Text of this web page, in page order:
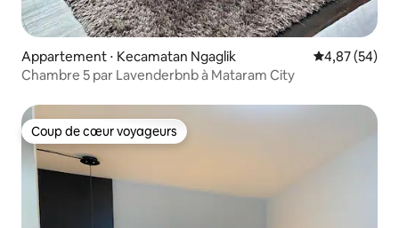
Appartement ⋅ Kecamatan Ngaglik Évaluation
4,87 (54)
Chambre 5 par Lavenderbnb à Mataram City
Coup de cœur voyageurs
Coup de cœur voyageurs